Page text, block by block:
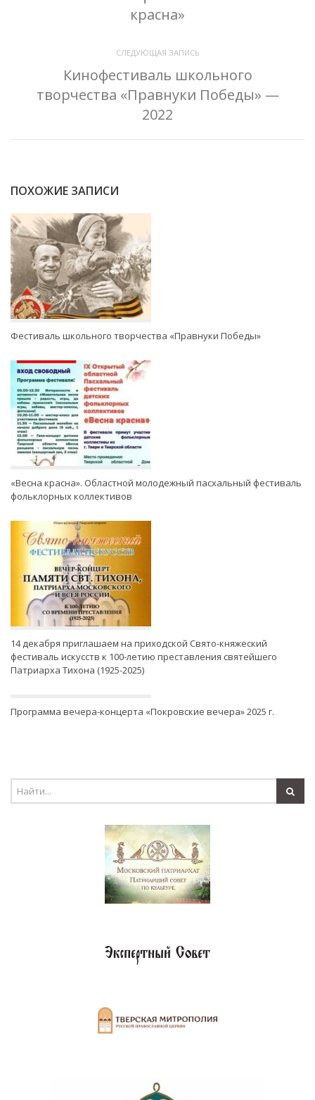
красна»
СЛЕДУЮЩАЯ ЗАПИСЬ
Кинофестиваль школьного
творчества «Правнуки Победы» —
2022
ПОХОЖИЕ ЗАПИСИ
Фестиваль школьного творчества «Правнуки Победы»
«Весна красна». Областной молодежный пасхальный фестиваль
фольклорных коллективов
14 декабря приглашаем на приходской Свято-княжеский
фестиваль искусств к 100-летию преставления святейшего
Патриарха Тихона (1925-2025)
Программа вечера-концерта «Покровские вечера» 2025 г.